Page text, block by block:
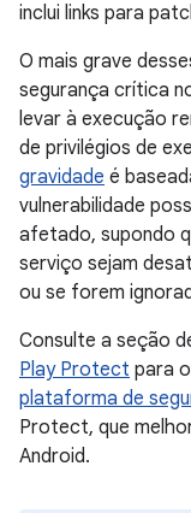
inclui links para
O mais grave
segurança crítica
levar à execução
de privilégios de
gravidade é
vulnerabilidade
afetado, supondo
serviço sejam
ou se forem
Consulte a seção
Play Protect para
plataforma de
Protect, que
Android.